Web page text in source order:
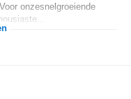
onzesnelgroeiende